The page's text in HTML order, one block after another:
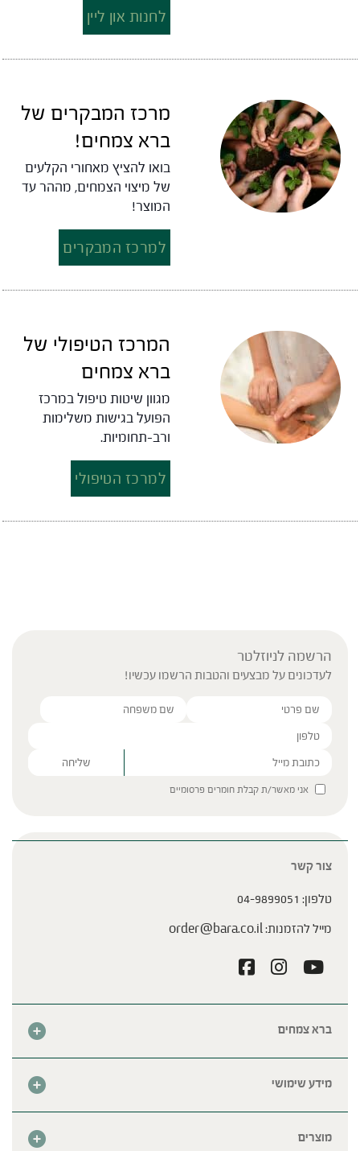
לחנות און ליין
מרכז המבקרים של
ברא צמחים!
בואו להציץ מאחורי הקלעים
של מיצוי הצמחים, מההר עד
המוצר!
למרכז המבקרים
המרכז הטיפולי של
ברא צמחים
מגוון שיטות טיפול במרכז
הפועל בגישות משלימות
ורב-תחומיות.
למרכז הטיפולי
הרשמה לניוזלטר
לעדכונים על מבצעים והטבות הרשמו עכשיו!
Please leave this field empty.
אני מאשר/ת קבלת חומרים פרסומיים
ברא צמחים
מרכזי ברא
מידע שימושי
מוצרים
צור קשר
טלפון: 04-9899051
מייל להזמנות:order@bara.co.il